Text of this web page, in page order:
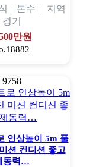
| 톤수 | 지역
경기
만원
9758
인상높이 5m 풀
션 컨디션 좋고
동력…